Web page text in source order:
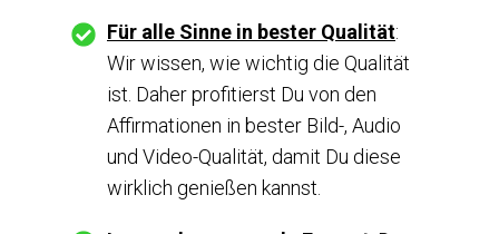
Für alle Sinne in bester Qualität:
Wir wissen, wie wichtig die Qualität
ist. Daher profitierst Du von den
Affirmationen in bester Bild-, Audio
und Video-Qualität, damit Du diese
wirklich genießen kannst.